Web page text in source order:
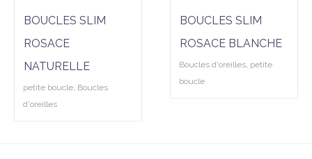
BOUCLES SLIM
ROSACE
NATURELLE
petite boucle Boucles
d'oreilles
BOUCLES SLIM
ROSACE BLANCHE
Boucles d'oreilles petite
boucle